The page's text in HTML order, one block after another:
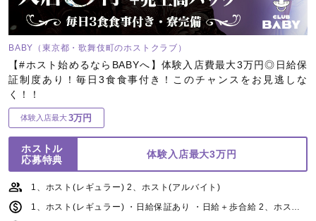
BABY（東京都・歌舞伎町のホストクラブ）
【#ホスト始めるならBABYへ】体験入店費最大3万円◎日給保
証制度あり！毎日3食食事付き！このチャンスをお見逃しな
く！！
体験入店最大3万円
ホストル
応募特典
体験入店最大3万円
1、ホスト(レギュラー) 2、ホスト(アルバイト)
1、ホスト(レギュラー) ・日給保証あり ・日給＋歩合給 2、ホスト(アルバイト) ・日給保証あり ・日給＋歩合給